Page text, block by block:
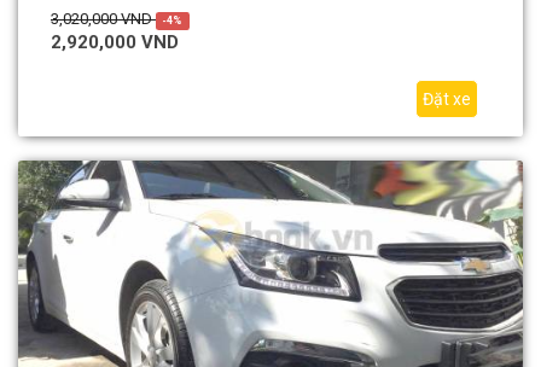
3,020,000 VND -4%
2,920,000 VND
Đặt xe